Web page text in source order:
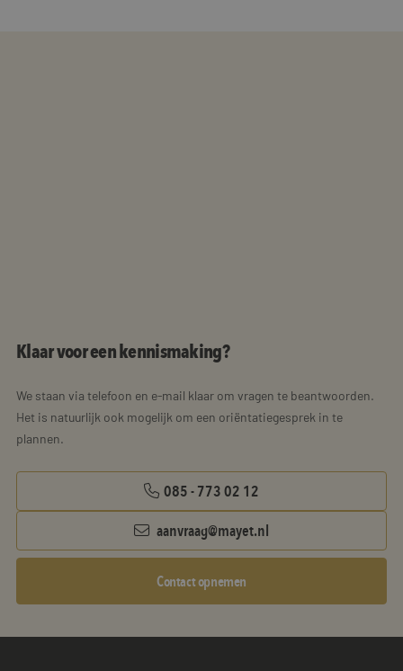
Klaar voor een kennismaking?
We staan via telefoon en e-mail klaar om vragen te beantwoorden.
Het is natuurlijk ook mogelijk om een oriëntatiegesprek in te
plannen.
085 - 773 02 12
aanvraag@mayet.nl
Contact opnemen